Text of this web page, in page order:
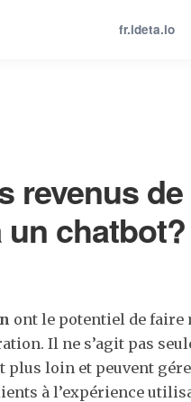
fr.ideta.io
revenus de
un chatbot?
ont le potentiel de faire
Il ne s’agit pas
plus loin et peuvent
à l’expérience